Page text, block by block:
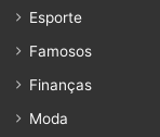
Esporte
Famosos
Finanças
Moda